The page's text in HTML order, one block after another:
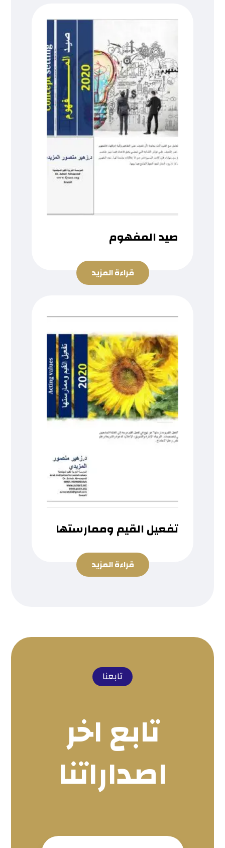
صيد المفهوم
قراءة المزيد
تفعيل القيم وممارستها
قراءة المزيد
تابعنا
تابع اخر
اصداراتنا